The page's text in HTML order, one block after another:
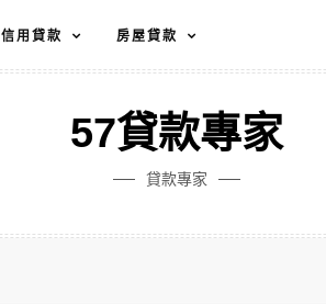
信用貸款 房屋貸款
57貸款專家
貸款專家